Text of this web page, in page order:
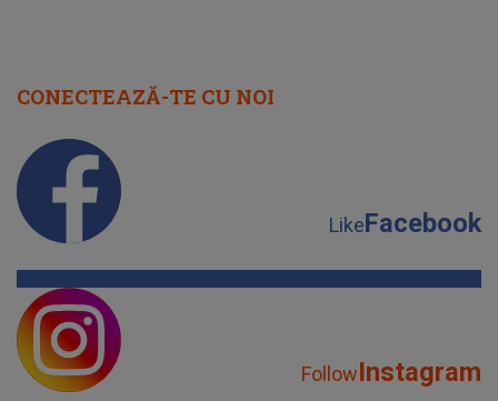
CONECTEAZĂ-TE CU NOI
LikeFacebook
FollowInstagram